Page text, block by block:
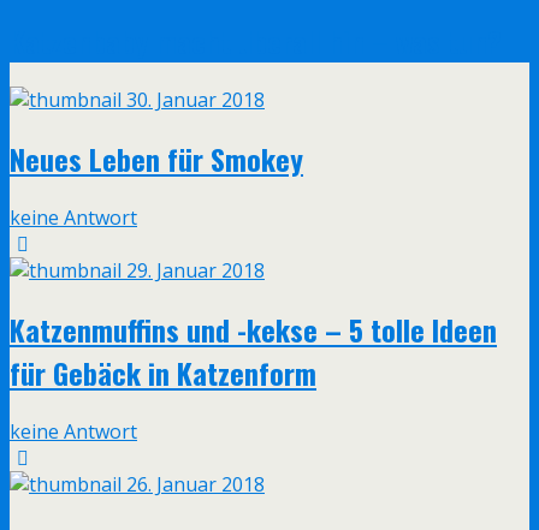
30. Januar 2018
Neues Leben für Smokey
keine Antwort
29. Januar 2018
Katzenmuffins und -kekse – 5 tolle Ideen
für Gebäck in Katzenform
keine Antwort
26. Januar 2018